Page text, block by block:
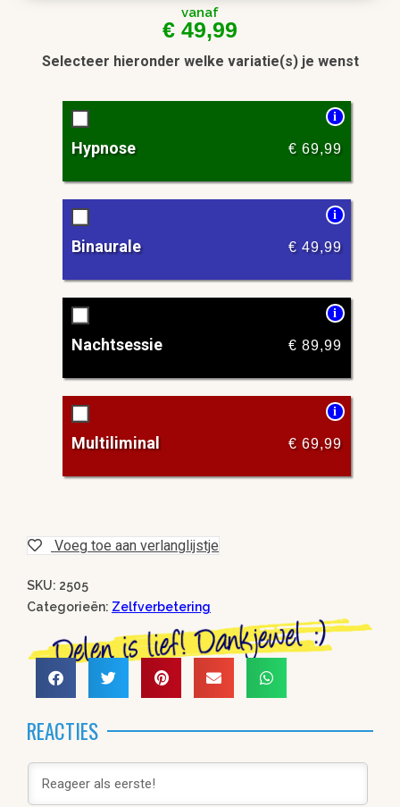
vanaf
€ 49,99
Selecteer hieronder welke variatie(s) je wenst
i
Hypnose € 69,99
i
Binaurale € 49,99
i
Nachtsessie € 89,99
i
Multiliminal € 69,99
Voeg toe aan verlanglijstje
SKU: 2505
Categorieën: Zelfverbetering
REACTIES